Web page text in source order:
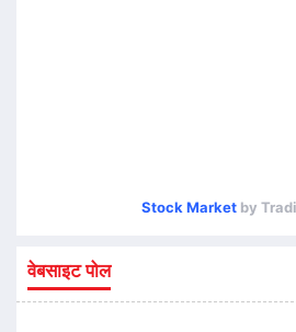
Stock Marketby
वेबसाइट पोल